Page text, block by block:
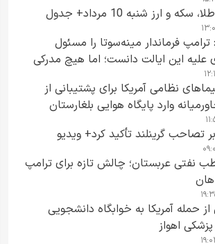
و ارز شنبه 10 مرداد+ جدول
فرماندار مینه‌سوتا را مسئول
علیه این ایالت دانست؛ اما هیچ مدرکی
نظامی آمریکا برای پشتیبانی از
وارد پایگاه هوایی بلغارستان
تصاحب گرینلند تأکید کرد+ ویدیو
نفتی عربستان؛ چالش تازه برای ترامپ
حمله آمریکا به خوابگاه دانشجویی
اهواز